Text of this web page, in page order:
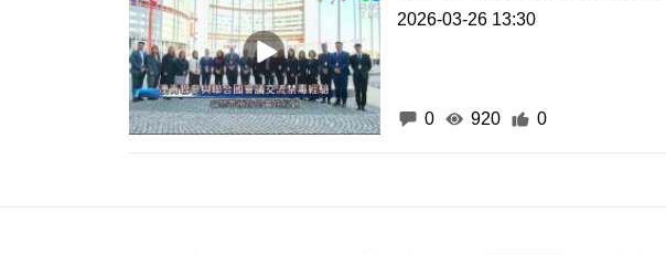
2026-03-26 13:30
0 920 0